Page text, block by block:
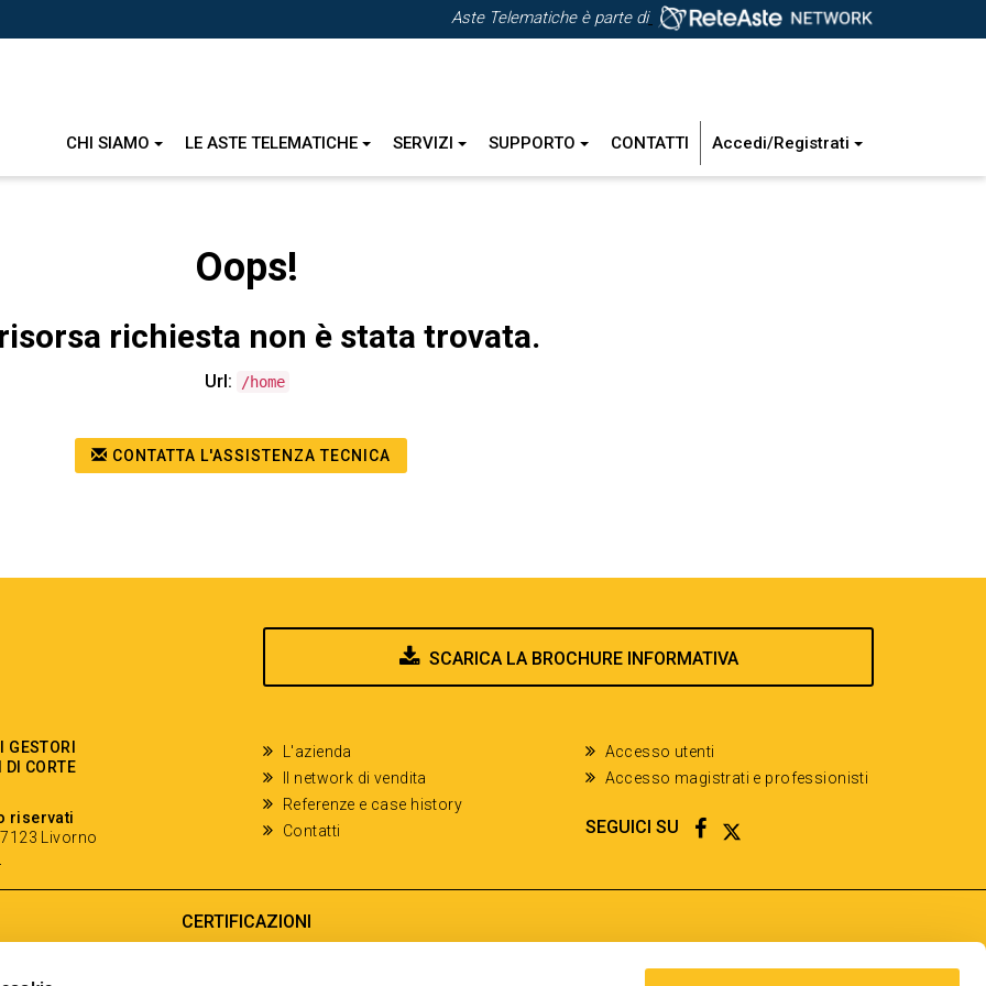
Aste Telematiche è parte di
CHI SIAMO LE ASTE TELEMATICHE SERVIZI SUPPORTO CONTATTI Accedi/Registrati
Oops!
richiesta non è stata trovata.
Url: /home
CONTATTA L'ASSISTENZA TECNICA
SCARICA LA BROCHURE INFORMATIVA
DI CORTE
riservati
Livorno
L'azienda
Il network di vendita
Referenze e case history
Contatti
Accesso utenti
Accesso magistrati e professionisti
SEGUICI SU FACEBOOK
TWITTER
CERTIFICAZIONI